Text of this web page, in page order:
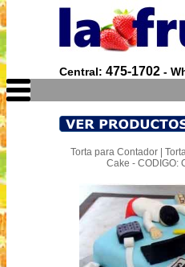
Central: 475-1702 -
Torta para Contador |
Cake - CODIGO: